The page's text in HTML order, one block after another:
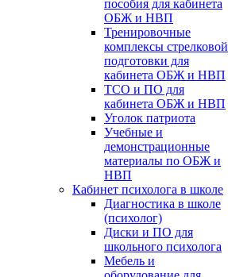
пособия для кабинета
ОБЖ и НВП
Тренировочные
комплексы стрелковой
подготовки для
кабинета ОБЖ и НВП
ТСО и ПО для
кабинета ОБЖ и НВП
Уголок патриота
Учебные и
демонстрационные
материалы по ОБЖ и
НВП
Кабинет психолога в школе
Диагностика в школе
(психолог)
Диски и ПО для
школьного психолога
Мебель и